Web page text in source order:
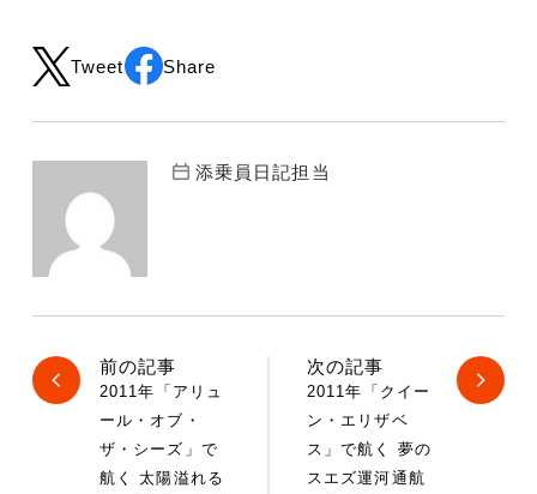
Tweet Share
添乗員日記担当
前の記事
2011年「アリュ
ール・オブ・
ザ・シーズ」で
航く 太陽溢れる
次の記事
2011年「クイー
ン・エリザベ
ス」で航く 夢の
スエズ運河通航